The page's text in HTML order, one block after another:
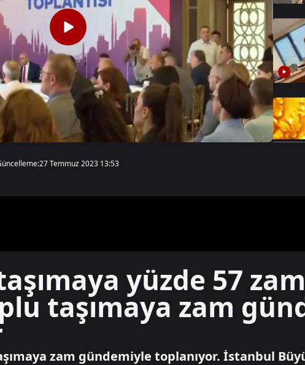
27 Temmuz 2023 13:53
yüzde 57
taşımaya zam
zam gündemiyle toplanıyor. İstanbul